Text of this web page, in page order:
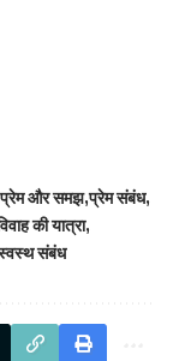
प्रेम और समझ प्रेम संबंध
की यात्रा
संबंध